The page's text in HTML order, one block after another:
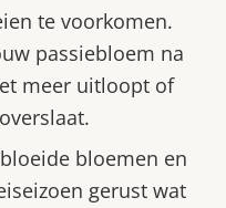
te voorkomen.
passiebloem na
meer uitloopt of
bloemen en
gerust wat